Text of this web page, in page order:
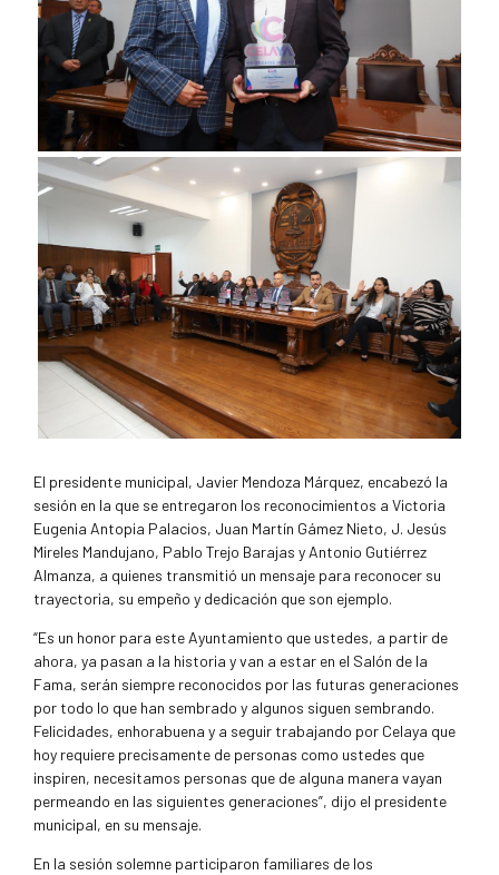
El presidente municipal, Javier Mendoza Márquez, encabezó la
sesión en la que se entregaron los reconocimientos a Victoria
Eugenia Antopia Palacios, Juan Martín Gámez Nieto, J. Jesús
Mireles Mandujano, Pablo Trejo Barajas y Antonio Gutiérrez
Almanza, a quienes transmitió un mensaje para reconocer su
trayectoria, su empeño y dedicación que son ejemplo.
“Es un honor para este Ayuntamiento que ustedes, a partir de
ahora, ya pasan a la historia y van a estar en el Salón de la
Fama, serán siempre reconocidos por las futuras generaciones
por todo lo que han sembrado y algunos siguen sembrando.
Felicidades, enhorabuena y a seguir trabajando por Celaya que
hoy requiere precisamente de personas como ustedes que
inspiren, necesitamos personas que de alguna manera vayan
permeando en las siguientes generaciones”, dijo el presidente
municipal, en su mensaje.
En la sesión solemne participaron familiares de los